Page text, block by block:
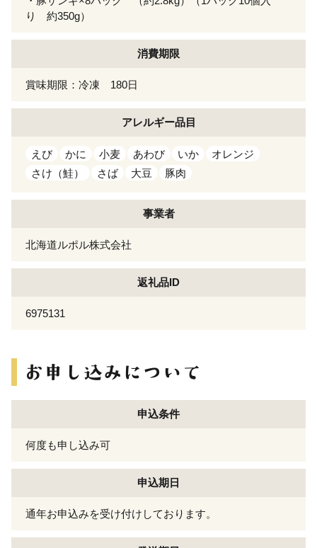
り 約350g）
消費期限
賞味期限：冷凍 180日
アレルギー品目
えび かに 小麦 あわび いか
オレンジ
さけ（鮭）
さば 大豆 豚肉
事業者
北海道ルポル株式会社
返礼品ID
6975131
申込条件
何度も申し込み可
申込期日
通年お申込みを受け付けしております。